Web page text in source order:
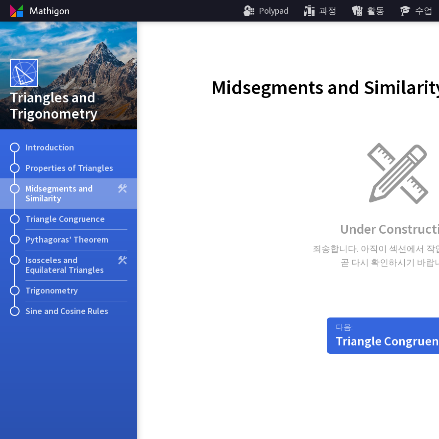
Polypad 과정 활동 수업
Triangles and
Trigonometry
Introduction
Properties of Triangles
Midsegments and
Similarity
Triangle Congruence
Pythagoras’ Theorem
Isosceles and
Equilateral Triangles
Trigonometry
Sine and Cosine Rules
Midsegments and
Under
죄송합니다. 아직이 섹션에서 작
곧 다시 확인하시기 바랍
다음:
Triangle